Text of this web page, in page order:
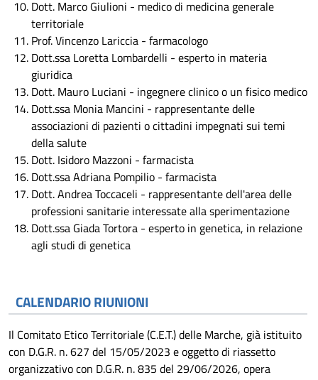
Dott. Marco Giulioni - medico di medicina generale
territoriale
Prof. Vincenzo Lariccia - farmacologo
Dott.ssa Loretta Lombardelli - esperto in materia
giuridica
Dott. Mauro Luciani - ingegnere clinico o un fisico medico
Dott.ssa Monia Mancini - rappresentante delle
associazioni di pazienti o cittadini impegnati sui temi
della salute
Dott. Isidoro Mazzoni - farmacista
Dott.ssa Adriana Pompilio - farmacista
Dott. Andrea Toccaceli - rappresentante dell'area delle
professioni sanitarie interessate alla sperimentazione
Dott.ssa Giada Tortora - esperto in genetica, in relazione
agli studi di genetica
CALENDARIO RIUNIONI
Il Comitato Etico Territoriale (C.E.T.) delle Marche, già istituito
con D.G.R. n. 627 del 15/05/2023 e oggetto di riassetto
organizzativo con D.G.R. n. 835 del 29/06/2026, opera